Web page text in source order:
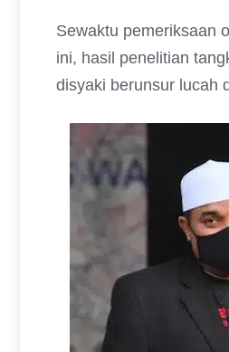
Sewaktu pemeriksaan
ini, hasil penelitian
disyaki berunsur lucah